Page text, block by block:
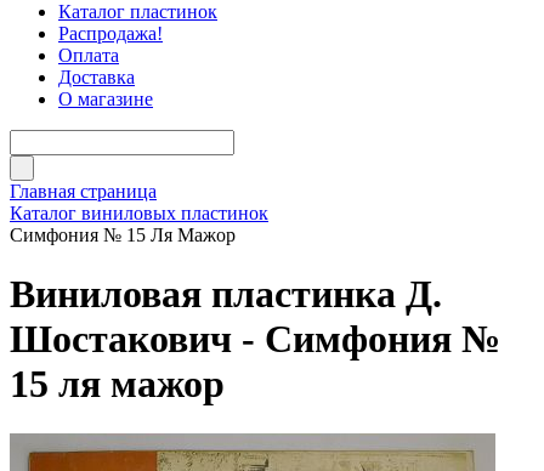
Каталог пластинок
Распродажа!
Оплата
Доставка
О магазине
Главная страница
Каталог виниловых пластинок
Симфония № 15 Ля Мажор
Виниловая пластинка Д.
Шостакович - Симфония №
15 ля мажор